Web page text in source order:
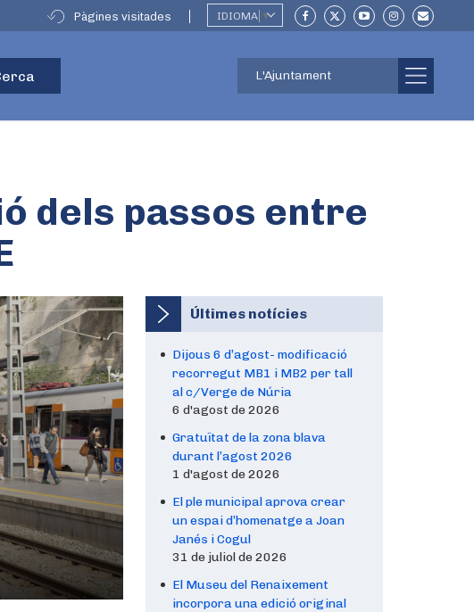
Pàgines visitades IDIOMA ▼
L'Ajuntament
dels passos entre
Últimes notícies
Dijous 6 d’agost- modificació
recorregut MB1 i MB2 per tall
al c/Verge de Núria
6 d'agost de 2026
Gratuïtat de la zona blava
durant l’agost 2026
1 d'agost de 2026
El ple municipal aprova crear
un espai d’homenatge a Joan
Janés i Cogul
31 de juliol de 2026
El Museu del Renaixement
incorpora una edició original